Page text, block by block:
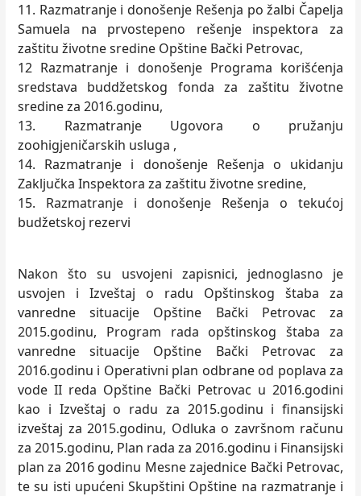
11. Razmatranje i donošenje Rešenja po žalbi Čapelja
Samuela na prvostepeno rešenje inspektora za
zaštitu životne sredine Opštine Bački Petrovac,
12 Razmatranje i donošenje Programa korišćenja
sredstava buddžetskog fonda za zaštitu životne
sredine za 2016.godinu,
13. Razmatranje Ugovora o pružanju
zoohigjeničarskih usluga ,
14. Razmatranje i donošenje Rešenja o ukidanju
Zaključka Inspektora za zaštitu životne sredine,
15. Razmatranje i donošenje Rešenja o tekućoj
budžetskoj rezervi
Nakon što su usvojeni zapisnici, jednoglasno je
usvojen i Izveštaj o radu Opštinskog štaba za
vanredne situacije Opštine Bački Petrovac za
2015.godinu, Program rada opštinskog štaba za
vanredne situacije Opštine Bački Petrovac za
2016.godinu i Operativni plan odbrane od poplava za
vode II reda Opštine Bački Petrovac u 2016.godini
kao i Izveštaj o radu za 2015.godinu i finansijski
izveštaj za 2015.godinu, Odluka o završnom računu
za 2015.godinu, Plan rada za 2016.godinu i Finansijski
plan za 2016 godinu Mesne zajednice Bački Petrovac,
te su isti upućeni Skupštini Opštine na razmatranje i